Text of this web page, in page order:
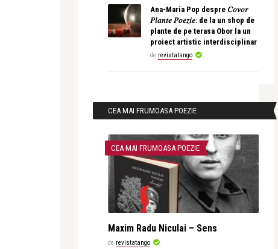
Ana-Maria Pop despre 𝐶𝑜𝑣𝑜𝑟
𝑃𝑙𝑎𝑛𝑡𝑒 𝑃𝑜𝑒𝑧𝑖𝑒: de la un shop de
plante de pe terasa Obor la un
proiect artistic interdisciplinar
de revistatango
CEA MAI FRUMOASA POEZIE
CEA MAI FRUMOASA POEZIE
Maxim Radu Niculai – Sens
de revistatango